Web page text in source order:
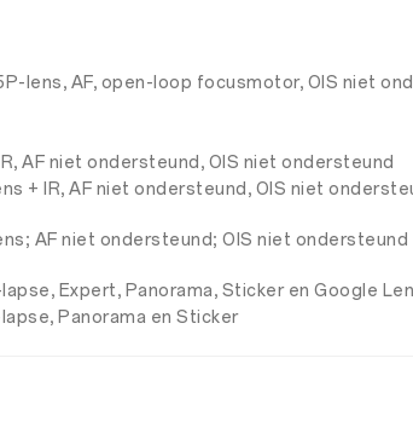
lens, AF, open-loop focusmotor, OIS niet
AF niet ondersteund, OIS niet ondersteund
+ IR, AF niet ondersteund, OIS niet
AF niet ondersteund; OIS niet ondersteund
Expert, Panorama, Sticker en Google
Panorama en Sticker